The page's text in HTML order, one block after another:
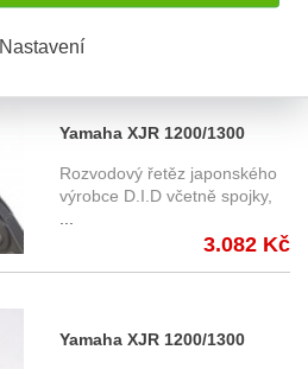
Nastavení
...
Yamaha XJR 1200/1300
rozvodový řetěz D.I.D
Rozvodový řetěz japonského
výrobce D.I.D včetně spojky,
3.082 Kč
Yamaha XJR 1200/1300